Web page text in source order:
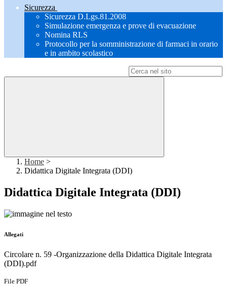
Sicurezza
Sicurezza D.Lgs.81.2008
Simulazione emergenza e prove di evacuazione
Nomina RLS
Protocollo per la somministrazione di farmaci in orario
e in ambito scolastico
Home >
Didattica Digitale Integrata (DDI)
Didattica Digitale Integrata (DDI)
Allegati
Circolare n. 59 -Organizzazione della Didattica Digitale Integrata
(DDI).pdf
File PDF